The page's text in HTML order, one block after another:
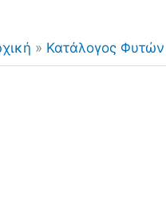
» Κατάλογος Φυτών